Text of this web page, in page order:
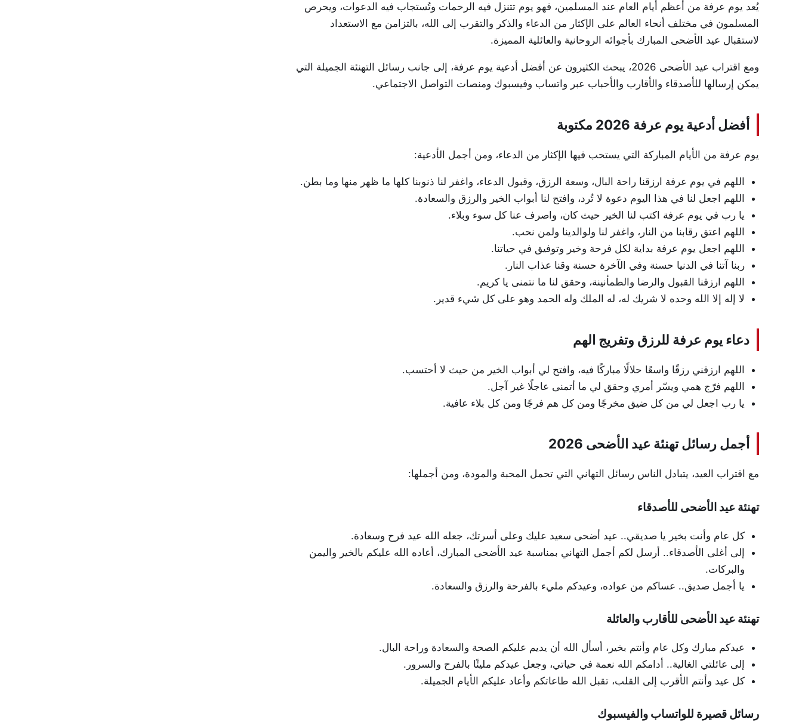
يُعد يوم عرفة من أعظم أيام العام عند المسلمين، فهو يوم تتنزل فيه الرحمات وتُستجاب فيه الدعوات، ويحرص
المسلمون في مختلف أنحاء العالم على الإكثار من الدعاء والذكر والتقرب إلى الله، بالتزامن مع الاستعداد
لاستقبال عيد الأضحى المبارك بأجوائه الروحانية والعائلية المميزة.
ومع اقتراب عيد الأضحى 2026، يبحث الكثيرون عن أفضل أدعية يوم عرفة، إلى جانب رسائل التهنئة الجميلة التي
يمكن إرسالها للأصدقاء والأقارب والأحباب عبر واتساب وفيسبوك ومنصات التواصل الاجتماعي.
أفضل أدعية يوم عرفة 2026 مكتوبة
يوم عرفة من الأيام المباركة التي يستحب فيها الإكثار من الدعاء، ومن أجمل الأدعية:
اللهم في يوم عرفة ارزقنا راحة البال، وسعة الرزق، وقبول الدعاء، واغفر لنا ذنوبنا كلها ما ظهر منها وما بطن.
اللهم اجعل لنا في هذا اليوم دعوة لا تُرد، وافتح لنا أبواب الخير والرزق والسعادة.
يا رب في يوم عرفة اكتب لنا الخير حيث كان، واصرف عنا كل سوء وبلاء.
اللهم اعتق رقابنا من النار، واغفر لنا ولوالدينا ولمن نحب.
اللهم اجعل يوم عرفة بداية لكل فرحة وخير وتوفيق في حياتنا.
ربنا آتنا في الدنيا حسنة وفي الآخرة حسنة وقنا عذاب النار.
اللهم ارزقنا القبول والرضا والطمأنينة، وحقق لنا ما نتمنى يا كريم.
لا إله إلا الله وحده لا شريك له، له الملك وله الحمد وهو على كل شيء قدير.
دعاء يوم عرفة للرزق وتفريج الهم
اللهم ارزقني رزقًا واسعًا حلالًا مباركًا فيه، وافتح لي أبواب الخير من حيث لا أحتسب.
اللهم فرّج همي ويسّر أمري وحقق لي ما أتمنى عاجلًا غير آجل.
يا رب اجعل لي من كل ضيق مخرجًا ومن كل هم فرجًا ومن كل بلاء عافية.
أجمل رسائل تهنئة عيد الأضحى 2026
مع اقتراب العيد، يتبادل الناس رسائل التهاني التي تحمل المحبة والمودة، ومن أجملها:
تهنئة عيد الأضحى للأصدقاء
كل عام وأنت بخير يا صديقي.. عيد أضحى سعيد عليك وعلى أسرتك، جعله الله عيد فرح وسعادة.
إلى أغلى الأصدقاء.. أرسل لكم أجمل التهاني بمناسبة عيد الأضحى المبارك، أعاده الله عليكم بالخير واليمن
والبركات.
يا أجمل صديق.. عساكم من عواده، وعيدكم مليء بالفرحة والرزق والسعادة.
تهنئة عيد الأضحى للأقارب والعائلة
عيدكم مبارك وكل عام وأنتم بخير، أسأل الله أن يديم عليكم الصحة والسعادة وراحة البال.
إلى عائلتي الغالية.. أدامكم الله نعمة في حياتي، وجعل عيدكم مليئًا بالفرح والسرور.
كل عيد وأنتم الأقرب إلى القلب، تقبل الله طاعاتكم وأعاد عليكم الأيام الجميلة.
رسائل قصيرة للواتساب والفيسبوك